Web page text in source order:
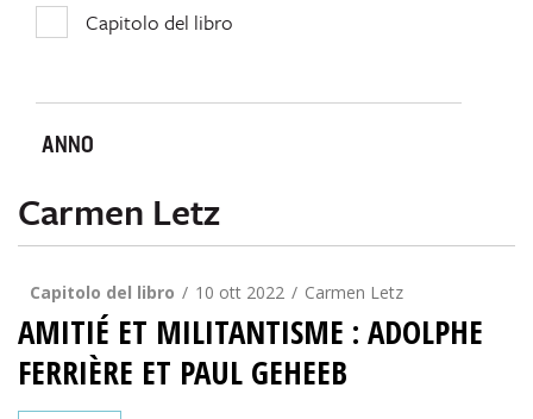
Capitolo del libro
ANNO
Carmen Letz
Capitolo del libro 10 ott 2022 Carmen Letz
AMITIÉ ET MILITANTISME : ADOLPHE
FERRIÈRE ET PAUL GEHEEB